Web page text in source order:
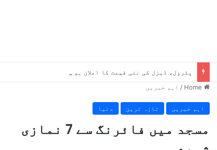
پٹرول، ڈیزل کی نئی قیمت کا اعلان ہو گیا
/ اہم خبریں
اہم خبریں تازہ ترین دنیا
مسجد میں فائرنگ سے 7 نمازی